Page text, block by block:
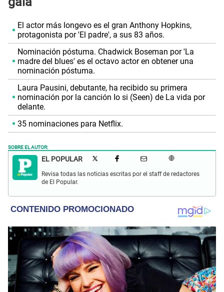
El actor más longevo es el gran Anthony Hopkins,
protagonista por 'El padre', a sus 83 años.
Nominación póstuma. Chadwick Boseman por 'La
madre del blues' es el octavo actor en obtener una
nominación póstuma.
Laura Pausini, debutante, ha recibido su primera
nominación por la canción Io si (Seen) de La vida por
delante.
35 nominaciones para Netflix.
SOBRE EL AUTOR:
EL POPULAR
Revisa todas las noticias escritas por el staff de redactores
de El Popular.